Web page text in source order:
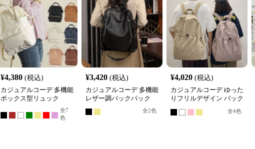
¥4,380 (税込)
カジュアルコーデ 多機能
ボックス型リュック
色
¥3,420 (税込)
カジュアルコーデ 多機能
レザー調バックパック
全2
¥4,020 (税込)
カジュアルコーデ ゆった
りフリルデザイン バック
パック
全4 色